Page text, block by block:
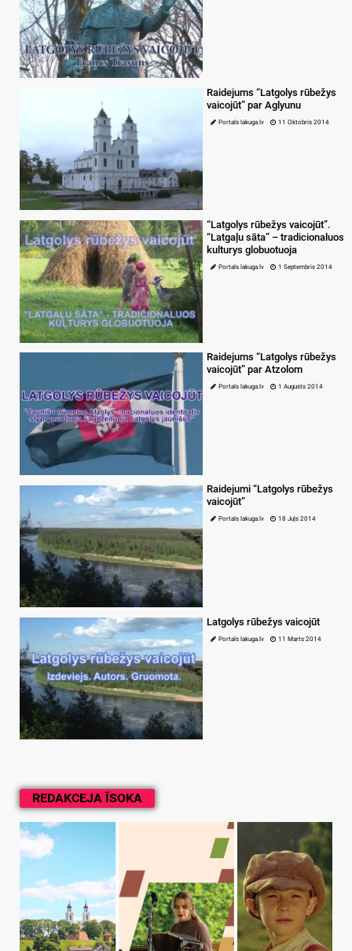
REDAKCEJA ĪSOKA
Raidejums “Latgolys rūbežys
vaicojūt” par Aglyunu
Portals lakuga.lv 11 Oktobris 2014
“Latgolys rūbežys vaicojūt”.
“Latgaļu sāta” – tradicionaluos
kulturys globuotuoja
Portals lakuga.lv 1 Septembris 2014
Raidejums “Latgolys rūbežys
vaicojūt” par Atzolom
Portals lakuga.lv 1 Augusts 2014
Raidejumi “Latgolys rūbežys
vaicojūt”
Portals lakuga.lv 18 Juļs 2014
Latgolys rūbežys vaicojūt
Portals lakuga.lv 11 Marts 2014